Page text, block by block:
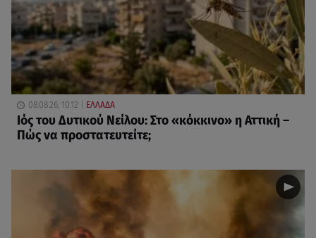
08.08.26, 10:12 ΕΛΛΑΔΑ
Ιός του Δυτικού Νείλου: Στο «κόκκινο» η Αττική –
Πώς να προστατευτείτε;